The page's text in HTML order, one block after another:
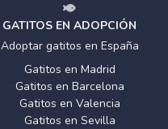
GATITOS EN ADOPCIÓN
Adoptar gatitos en España
Gatitos en Madrid
Gatitos en Barcelona
Gatitos en Valencia
Gatitos en Sevilla